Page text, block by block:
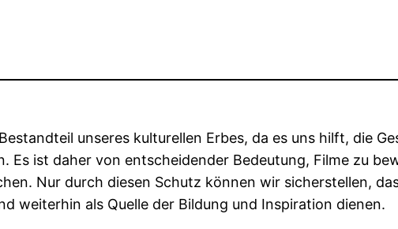
unseres kulturellen Erbes, da es uns hilft, die
Es ist daher von entscheidender Bedeutung, Filme zu
Nur durch diesen Schutz können wir sicherstellen,
weiterhin als Quelle der Bildung und Inspiration dienen.